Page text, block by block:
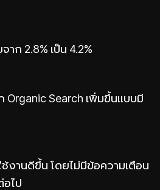
าก 2.8% เป็น 4.2%
Organic Search เพิ่มขึ้นแบบมี
งานดีขึ้น โดยไม่มีข้อความเตือน
อไป